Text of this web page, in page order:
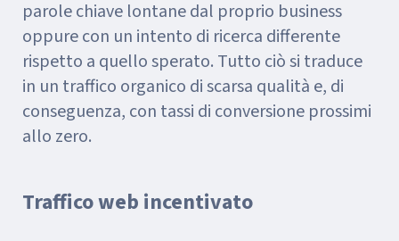
parole chiave lontane dal proprio business
oppure con un intento di ricerca differente
rispetto a quello sperato. Tutto ciò si traduce
in un traffico organico di scarsa qualità e, di
conseguenza, con tassi di conversione prossimi
allo zero.
Traffico web incentivato